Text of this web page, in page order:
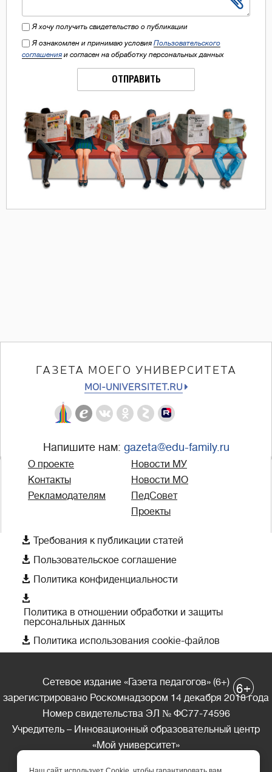
Я хочу получить свидетельство о публикации
Я ознакомлен и принимаю условия Пользовательского
соглашения и согласен на обработку персональных данных
ОТПРАВИТЬ
ГАЗЕТА МОЕГО УНИВЕРСИТЕТА
MOI-UNIVERSITET.RU
Напишите нам: gazeta@edu-family.ru
О проекте
Контакты
Рекламодателям
Новости МУ
Новости МО
ПедСовет
Проекты
 Требования к публикации статей
 Пользовательское соглашение
 Политика конфиденциальности

Политика в отношении обработки и защиты
персональных данных
 Политика использования cookie-файлов
Сетевое издание «Газета педагогов» (6+)
зарегистрировано Роскомнадзором 14 декабря 2018 года
Номер свидетельства ЭЛ № ФС77-74596
Учредитель – Инновационный образовательный центр
«Мой университет»
6+